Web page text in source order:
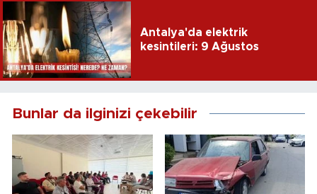
Antalya'da elektrik
kesintileri: 9 Ağustos
Bunlar da ilginizi çekebilir